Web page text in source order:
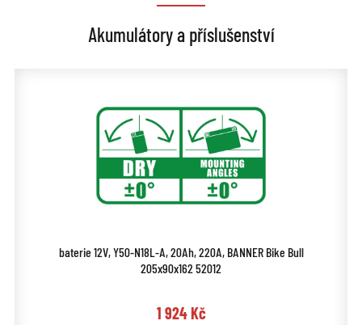
Akumulátory a příslušenství
baterie 12V, Y50-N18L-A, 20Ah, 220A, BANNER Bike Bull
205x90x162 52012
1 924 Kč